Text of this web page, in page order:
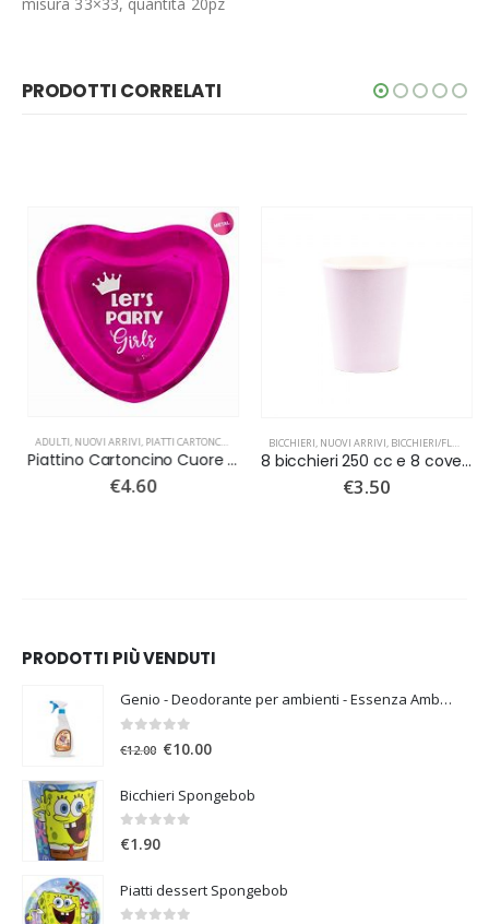
misura 33×33, quantità 20pz
PRODOTTI CORRELATI
ADULTI,NUOVI ARRIVI,PIATTI CARTONCINO
Piattino Cartoncino Cuore Let’s Party Girls Fuxia Metal 8pz
€4.60
BICCHIERI,NUOVI ARRIVI,BICCHIERI/FLUTES
8 bicchieri 250 cc e 8 cover Rosa Geranio
€3.50
PRODOTTI PIÙ VENDUTI
Genio - Deodorante per ambienti - Essenza Ambra
€12.00 €10.00
Bicchieri Spongebob
0Su 5
€1.90
Piatti dessert Spongebob